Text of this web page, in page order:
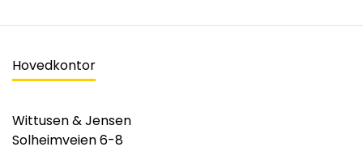
Hovedkontor
Wittusen & Jensen
Solheimveien 6-8